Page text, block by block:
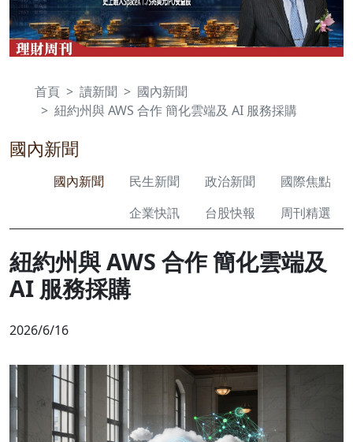
首頁 讀新聞
國內新聞
紐約州與 AWS 合作 簡化雲端及 AI 服務採購
國內新聞
國內新聞 民生新聞 政治新聞
國際焦點
企業快訊
台股快報 周刊精選
紐約州與 AWS 合作 簡化雲端及
AI 服務採購
2026/6/16